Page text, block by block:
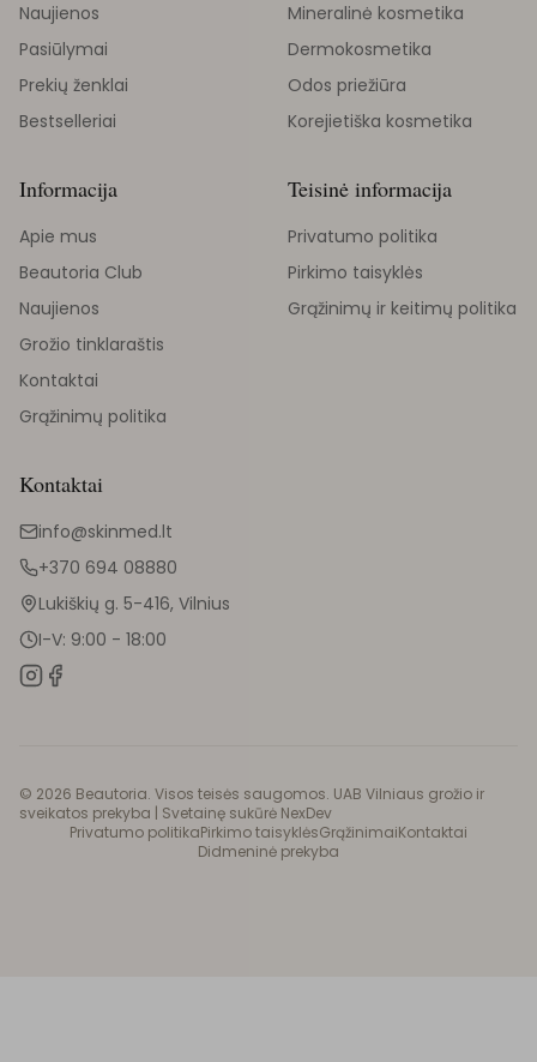
Naujienos
Pasiūlymai
Prekių ženklai
Bestselleriai
Mineralinė kosmetika
Dermokosmetika
Odos priežiūra
Korejietiška kosmetika
Informacija
Apie mus
Beautoria Club
Naujienos
Grožio tinklaraštis
Kontaktai
Grąžinimų politika
Teisinė informacija
Privatumo politika
Pirkimo taisyklės
Grąžinimų ir keitimų politika
Kontaktai
info@skinmed.lt
+370 694 08880
Lukiškių g. 5-416, Vilnius
I-V: 9:00 - 18:00
© 2026 Beautoria. Visos teisės saugomos. UAB Vilniaus grožio ir
sveikatos prekyba | Svetainę sukūrė NexDev
Privatumo politikaPirkimo taisyklėsGrąžinimaiKontaktai
Didmeninė prekyba